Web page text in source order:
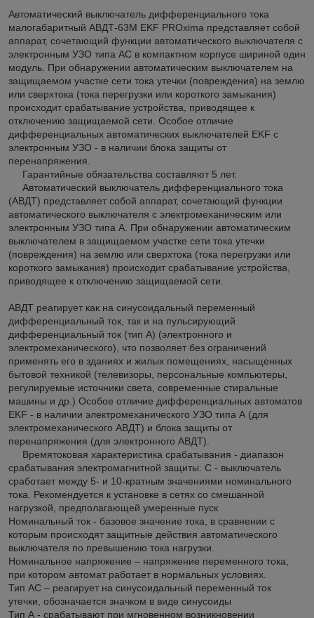
Автоматический выключатель дифференциального тока
малогабаритный АВДТ-63М EKF PROxima представляет собой
аппарат, сочетающий функции автоматического выключателя с
электронным УЗО типа АС в компактном корпусе шириной один
модуль. При обнаружении автоматическим выключателем на
защищаемом участке сети тока утечки (повреждения) на землю
или сверхтока (тока перегрузки или короткого замыкания)
происходит срабатывание устройства, приводящее к
отключению защищаемой сети. Особое отличие
дифференциальных автоматических выключателей EKF с
электронным УЗО - в наличии блока защиты от
перенапряжения.
Гарантийные обязательства составляют 5 лет.
Автоматический выключатель дифференциального тока
(АВДТ) представляет собой аппарат, сочетающий функции
автоматического выключателя с электромеханическим или
электронным УЗО типа А. При обнаружении автоматическим
выключателем в защищаемом участке сети тока утечки
(повреждения) на землю или сверхтока (тока перегрузки или
короткого замыкания) происходит срабатывание устройства,
приводящее к отключению защищаемой сети.
АВДТ реагирует как на синусоидальный переменный
дифференциальный ток, так и на пульсирующий
дифференциальный ток (тип А) (электронного и
электромеханического), что позволяет без ограничений
применять его в зданиях и жилых помещениях, насыщенных
бытовой техникой (телевизоры, персональные компьютеры,
регулируемые источники света, современные стиральные
машины и др.) Особое отличие дифференциальных автоматов
EKF - в наличии электромеханического УЗО типа А (для
электромеханического АВДТ) и блока защиты от
перенапряжения (для электронного АВДТ).
Времятоковая характеристика срабатывания - диапазон
срабатывания электромагнитной защиты. С - выключатель
сработает между 5- и 10-кратным значениями номинального
тока. Рекомендуется к установке в сетях со смешанной
нагрузкой, предполагающей умеренные пуск
Номинальный ток - базовое значение тока, в сравнении с
которым происходят защитные действия автоматического
выключателя по превышению тока нагрузки.
Номинальное напряжение – напряжение переменного тока,
при котором автомат работает в нормальных условиях.
Тип АС – реагирует на синусоидальный переменный ток
утечки, обозначается значком в виде синусоиды
Тип А - срабатывают при мгновенном возникновении